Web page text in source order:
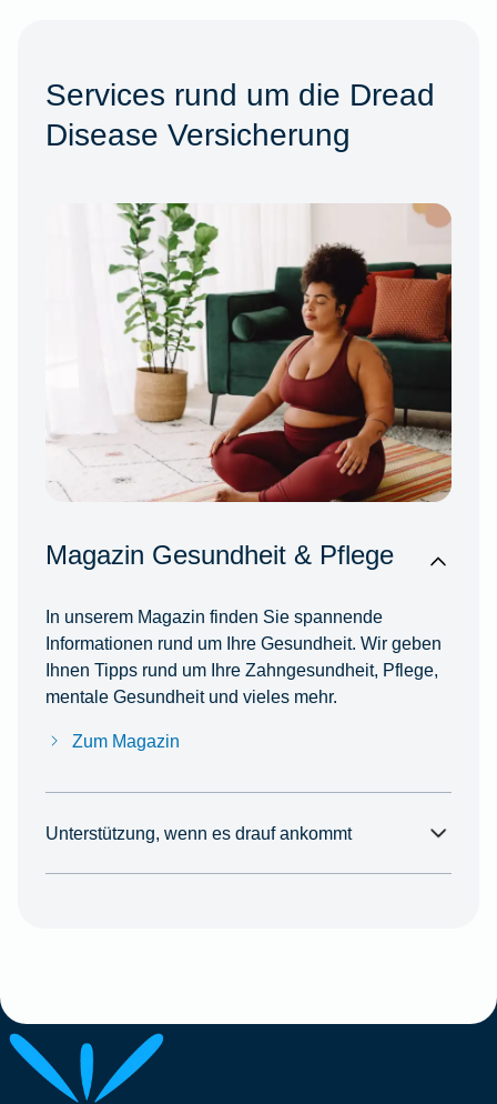
Services rund um die Dread
Disease Versicherung
Magazin Gesundheit & Pflege
In unserem Magazin finden Sie spannende
Informationen rund um Ihre Gesundheit. Wir geben
Ihnen Tipps rund um Ihre Zahngesundheit, Pflege,
mentale Gesundheit und vieles mehr.
Zum Magazin
Unterstützung, wenn es drauf ankommt